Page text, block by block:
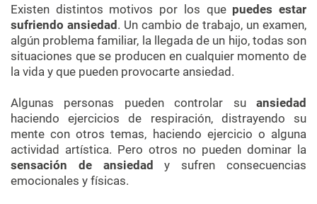
Existen distintos motivos por los que puedes estar
sufriendo ansiedad . Un cambio de trabajo, un examen,
algún problema familiar, la llegada de un hijo, todas son
situaciones que se producen en cualquier momento de
la vida y que pueden provocarte ansiedad.
Algunas personas pueden controlar su ansiedad
haciendo ejercicios de respiración, distrayendo su
mente con otros temas, haciendo ejercicio o alguna
actividad artística. Pero otros no pueden dominar la
sensación de ansiedady sufren consecuencias
emocionales y físicas.